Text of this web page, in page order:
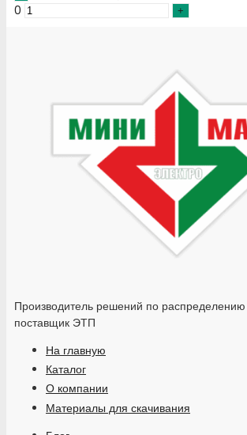
0
Производитель решений по распределению
поставщик ЭТП
На главную
Каталог
О компании
Материалы для скачивания